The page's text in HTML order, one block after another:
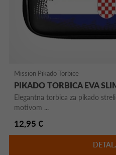
Mission Pikado Torbice
PIKADO TORBICA EVA
Elegantna torbica za pikado
motivom ...
12,95 €